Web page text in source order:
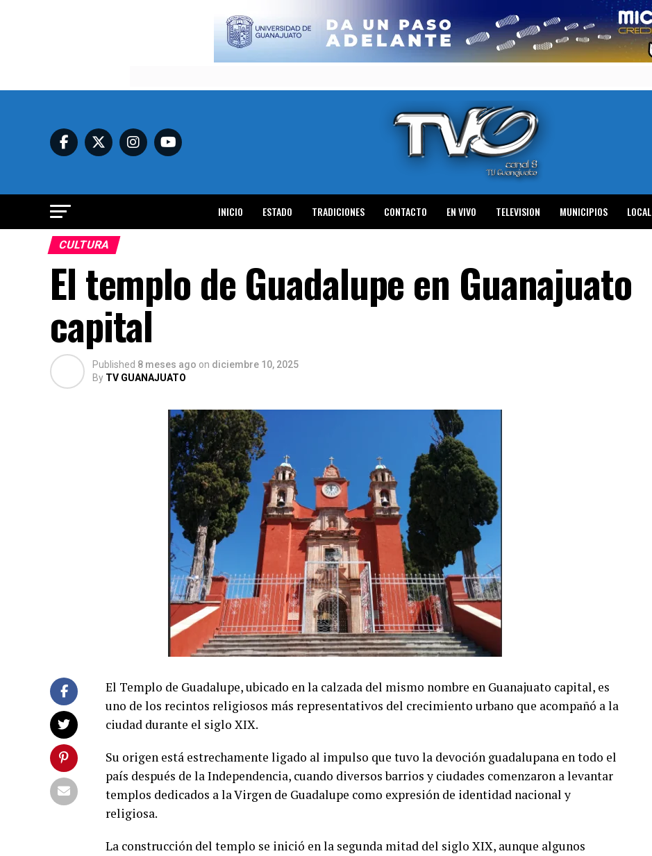
INICIO ESTADO TRADICIONES CONTACTO EN VIVO TELEVISION MUNICIPIOS LOCAL
CULTURA
El templo de Guadalupe en Guanajuato
capital
Published 8 meses ago on diciembre 10, 2025
By TV GUANAJUATO
El Templo de Guadalupe, ubicado en la calzada del mismo nombre en Guanajuato capital, es
uno de los recintos religiosos más representativos del crecimiento urbano que acompañó a la
ciudad durante el siglo XIX.
Su origen está estrechamente ligado al impulso que tuvo la devoción guadalupana en todo el
país después de la Independencia, cuando diversos barrios y ciudades comenzaron a levantar
templos dedicados a la Virgen de Guadalupe como expresión de identidad nacional y
religiosa.
La construcción del templo se inició en la segunda mitad del siglo XIX, aunque algunos